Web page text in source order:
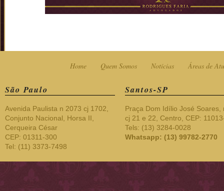
Home Quem Somos Notícias Áreas de
São Paulo
Avenida Paulista n 2073 cj 1702,
Conjunto Nacional, Horsa II,
Cerqueira César
CEP: 01311-300
Tel: (11) 3373-7498
Santos-SP
Praça Dom Idílio José Soares,
cj 21 e 22, Centro, CEP:
Tels: (13) 3284-0028
Whatsapp: (13) 99782-2770